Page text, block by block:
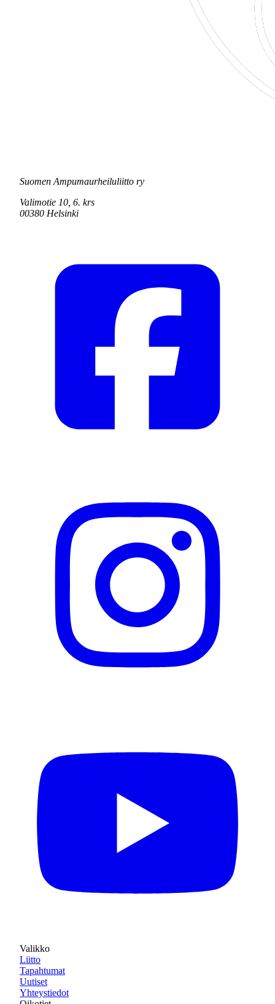
Suomen Ampumaurheiluliitto ry
Valimotie 10, 6. krs
00380 Helsinki
Valikko
Liitto
Tapahtumat
Uutiset
Yhteystiedot